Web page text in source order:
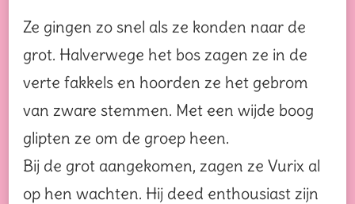
Ze gingen zo snel als ze konden naar de
grot. Halverwege het bos zagen ze in de
verte fakkels en hoorden ze het gebrom
van zware stemmen. Met een wijde boog
glipten ze om de groep heen.
Bij de grot aangekomen, zagen ze Vurix al
op hen wachten. Hij deed enthousiast zijn